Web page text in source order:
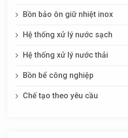
Bồn bảo ôn giữ nhiệt inox
Hệ thống xử lý nước sạch
Hệ thống xử lý nước thải
Bồn bể công nghiệp
Chế tạo theo yêu cầu